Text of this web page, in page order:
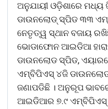
ଅନୁଯାୟୀ ଓଡ଼ିଶାରେ ମଧ୍ୟ
ଡାଉନଲୋଡ୍ ସ୍ପିଡ ୩୩
ନେତୃତ୍ୱ ସ୍ଥାନ ବଜାୟ
ଭୋଡାଫୋନ ଆଇଡିଆ
ଡାଉନଲୋଡ ସ୍ପିଡ,
ଏମ୍‌ବିପିଏସ୍ ୪ଜି
ଜଣାପଡିଛି । ଅନୁରୂପ
ଆଇଡିଆର ୭.୯ ଏମ୍‌ବିପିଏସ୍